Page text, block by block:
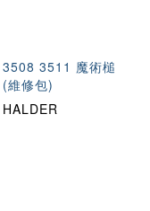
3508 3511 魔術槌
(維修包)
HALDER